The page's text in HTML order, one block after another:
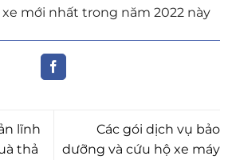
mới nhất trong năm 2022 này
lĩnh
thả
Các gói dịch vụ bảo
dưỡng và cứu hộ xe máy